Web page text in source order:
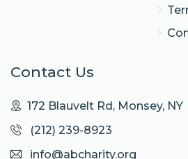
Contact Us
172 Blauvelt Rd, Monsey, NY
(212) 239-8923
info@abcharity.org